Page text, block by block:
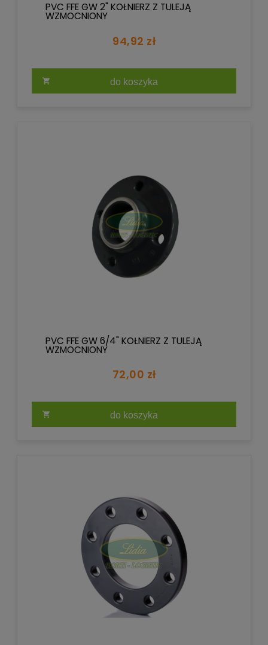
PVC FFE GW 2" KOŁNIERZ Z TULEJĄ
WZMOCNIONY
94,92 zł
do koszyka
PVC FFE GW 6/4" KOŁNIERZ Z TULEJĄ
WZMOCNIONY
72,00 zł
do koszyka